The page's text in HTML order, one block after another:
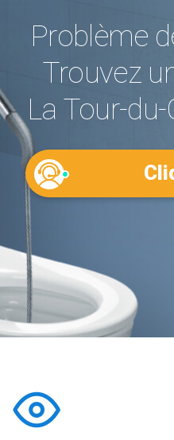
Problème
Trouvez
La Tour-